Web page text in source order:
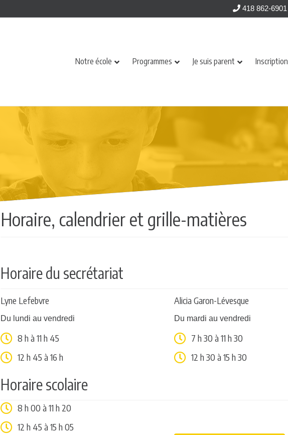
418 862-6901
Notre école Programmes Je suis parent Inscription
Horaire, calendrier et grille-matières
Horaire du secrétariat
Lyne Lefebvre
Du lundi au vendredi
8 h à 11 h 45
12 h 45 à 16 h
Alicia Garon-Lévesque
Du mardi au vendredi
7 h 30 à 11 h 30
12 h 30 à 15 h 30
Horaire scolaire
8 h 00 à 11 h 20
12 h 45 à 15 h 05